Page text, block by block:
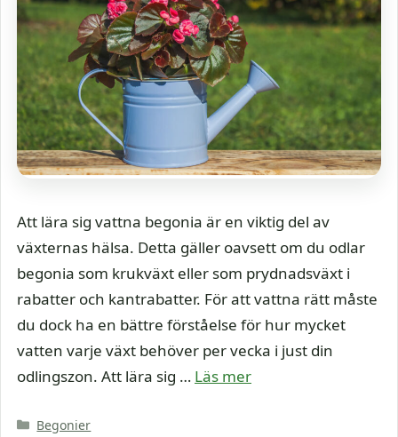
Att lära sig vattna begonia är en viktig del av
växternas hälsa. Detta gäller oavsett om du odlar
begonia som krukväxt eller som prydnadsväxt i
rabatter och kantrabatter. För att vattna rätt måste
du dock ha en bättre förståelse för hur mycket
vatten varje växt behöver per vecka i just din
odlingszon. Att lära sig … Läs mer
Kategorier
Begonier